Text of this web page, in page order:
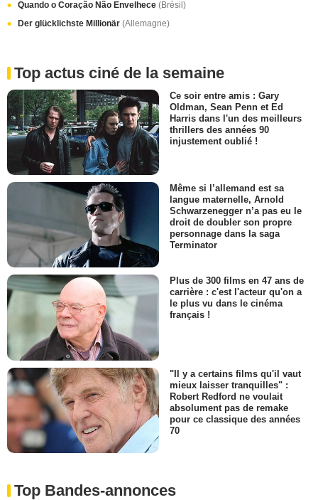
Quando o Coração Não Envelhece (Brésil)
Der glücklichste Millionär (Allemagne)
Top actus ciné de la semaine
Ce soir entre amis : Gary
Oldman, Sean Penn et Ed
Harris dans l'un des meilleurs
thrillers des années 90
injustement oublié !
Même si l’allemand est sa
langue maternelle, Arnold
Schwarzenegger n’a pas eu le
droit de doubler son propre
personnage dans la saga
Terminator
Plus de 300 films en 47 ans de
carrière : c'est l'acteur qu'on a
le plus vu dans le cinéma
français !
"Il y a certains films qu'il vaut
mieux laisser tranquilles" :
Robert Redford ne voulait
absolument pas de remake
pour ce classique des années
70
Top Bandes-annonces